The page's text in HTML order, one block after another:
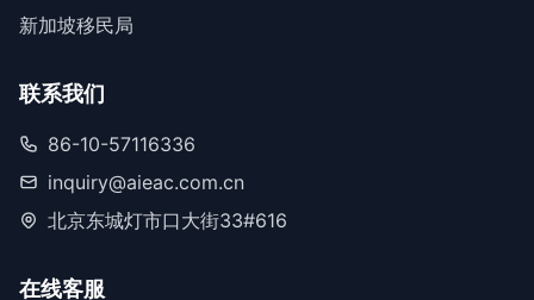
新加坡移民局
联系我们
86-10-57116336
inquiry@aieac.com.cn
北京东城灯市口大街33#616
在线客服